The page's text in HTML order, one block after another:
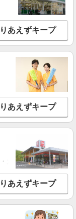
あえずキープ
あえずキープ
太田市・館林市・藤
あえずキープ